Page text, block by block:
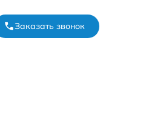
Заказать звонок